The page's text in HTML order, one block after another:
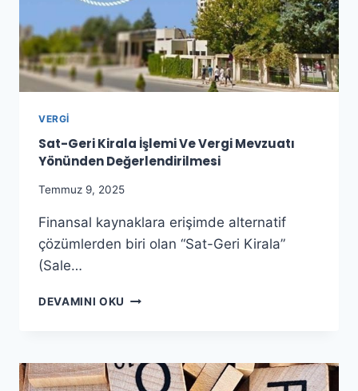
VERGI
Sat-Geri Kirala İşlemi Ve Vergi Mevzuatı
Yönünden Değerlendirilmesi
Temmuz 9, 2025
Finansal kaynaklara erişimde alternatif
çözümlerden biri olan “Sat-Geri Kirala”
(Sale…
DEVAMINI OKU SAT-
VE
VERGI